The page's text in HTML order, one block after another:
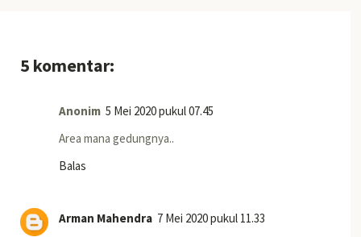
5 komentar:
Anonim 5 Mei 2020 pukul 07.45
Area mana gedungnya..
Balas
Arman Mahendra 7 Mei 2020 pukul 11.33